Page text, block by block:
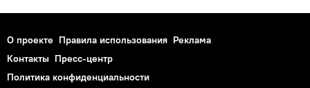
О проекте Правила использования Реклама
Контакты Пресс-центр
Политика конфиденциальности